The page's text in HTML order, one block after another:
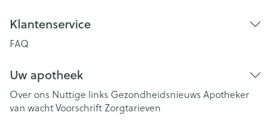
Klantenservice
FAQ
Uw apotheek
Over ons Nuttige links Gezondheidsnieuws Apotheker
van wachtVoorschriftZorgtarieven